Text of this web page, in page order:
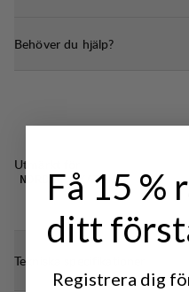
Behöver du hjälp?
Utmärkt för
NORDIC SKATING
Tekniska specifikationer
Få 15 %
ditt
Registrera dig